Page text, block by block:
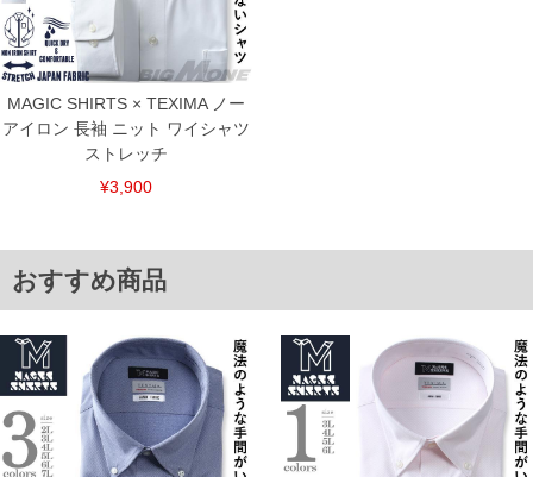
下着(肌着)やワイシャツは商品の性質上、返品交換不可とさせて頂いております。予め
ご了承くださいませ。
※【ボトムの裾上げをご希望の場合】
裾上げ料金は500円+税となります。
備考欄に股下●cmとご記入下さい。（裾上げ無料対象商品は1本につき税込6,000円以
出荷まで約1週間～20日間程お時間を頂く場合がございます。
尚、裾上げした商品は返品・交換不可となりますので、予めご了承下さい。
いている、極端なデザインが施されている等)
※当店での掲載商品は、実店鋪と在庫を共用しておりますので店頭での売り違い、店
連絡させて頂きますので予めご了承ください。
ITEM INTRODUCTION
MAGIC SHIRTS × TEXIMA ノー
アイロン 長袖 ニット ワイシャツ
ストレッチ
¥3,900
おすすめ商品